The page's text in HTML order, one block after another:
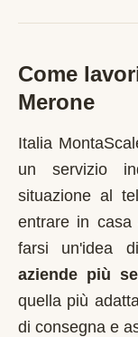
Come
Merone
Italia
un servizio
situazione al
entrare in casa
farsi un'idea
aziende più
quella più
di consegna e